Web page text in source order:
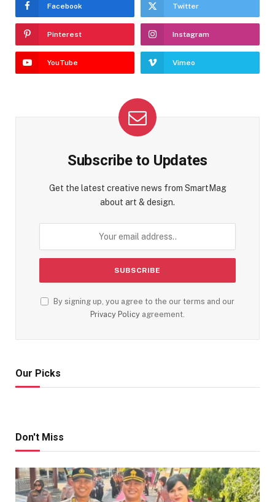
Facebook Twitter
Pinterest Instagram
YouTube Vimeo
Subscribe to Updates
Get the latest creative news from SmartMag
about art & design.
By signing up, you agree to the our terms and our
Privacy Policy agreement.
Our Picks
Don't Miss